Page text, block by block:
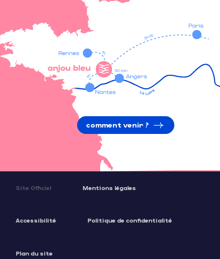
comment venir ?
Site Officiel Mentions légales
Accessibilité Politique de confidentialité
Plan du site